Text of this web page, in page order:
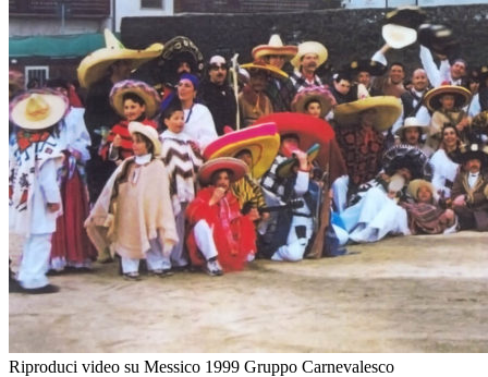
Riproduci video su Messico 1999 Gruppo Carnevalesco